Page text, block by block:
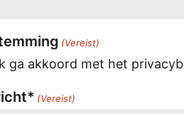
(Vereist)
ga akkoord met het
(Vereist)